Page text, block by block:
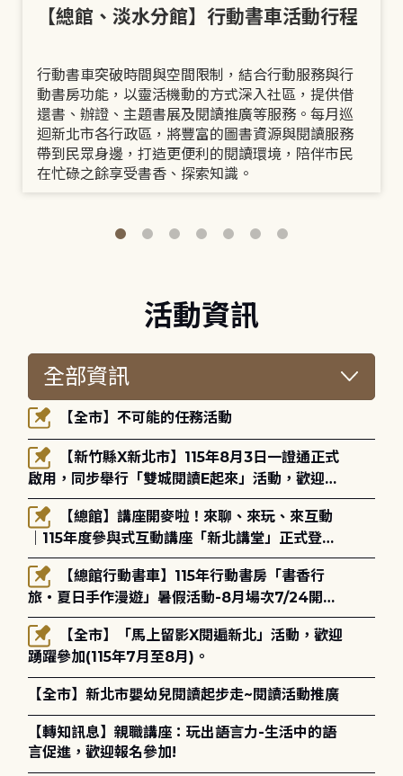
【總館、淡水分館】行動書車活動行程
行動書車突破時間與空間限制，結合行動服務與行
動書房功能，以靈活機動的方式深入社區，提供借
還書、辦證、主題書展及閱讀推廣等服務。每月巡
迴新北市各行政區，將豐富的圖書資源與閱讀服務
帶到民眾身邊，打造更便利的閱讀環境，陪伴市民
在忙碌之餘享受書香、探索知識。
活動資訊
【全市】不可能的任務活動
啟用，同步舉行「雙城閱讀E起來」活動，歡迎踴
躍參加(115年8月3日至10月4日)。
｜115年度參與式互動講座「新北講堂」正式登
場！
旅・夏日手作漫遊」暑假活動-8月場次7/24開始
報名
踴躍參加(115年7月至8月)。
【全市】新北市嬰幼兒閱讀起步走~閱讀活動推廣
【轉知訊息】親職講座：玩出語言力-生活中的語
言促進，歡迎報名參加!